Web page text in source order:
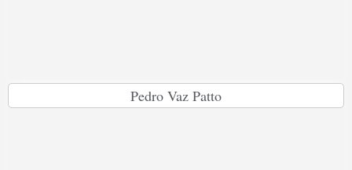
Pedro Vaz Patto